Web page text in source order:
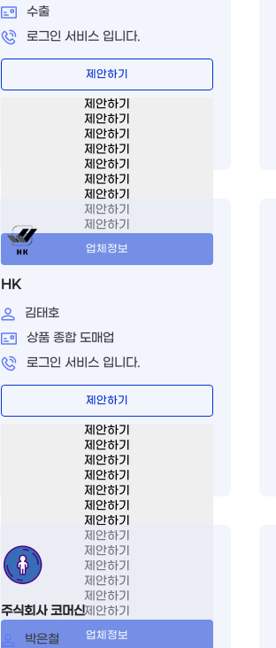
수출
로그인 서비스 입니다.
제안하기
제안하기
제안하기
제안하기
제안하기
제안하기
제안하기
제안하기
제안하기
제안하기
업체정보
HK
김태호
상품 종합 도매업
로그인 서비스 입니다.
제안하기
제안하기
제안하기
제안하기
제안하기
제안하기
제안하기
제안하기
제안하기
제안하기
제안하기
제안하기
제안하기
제안하기
업체정보
주식회사 코머신
박은철